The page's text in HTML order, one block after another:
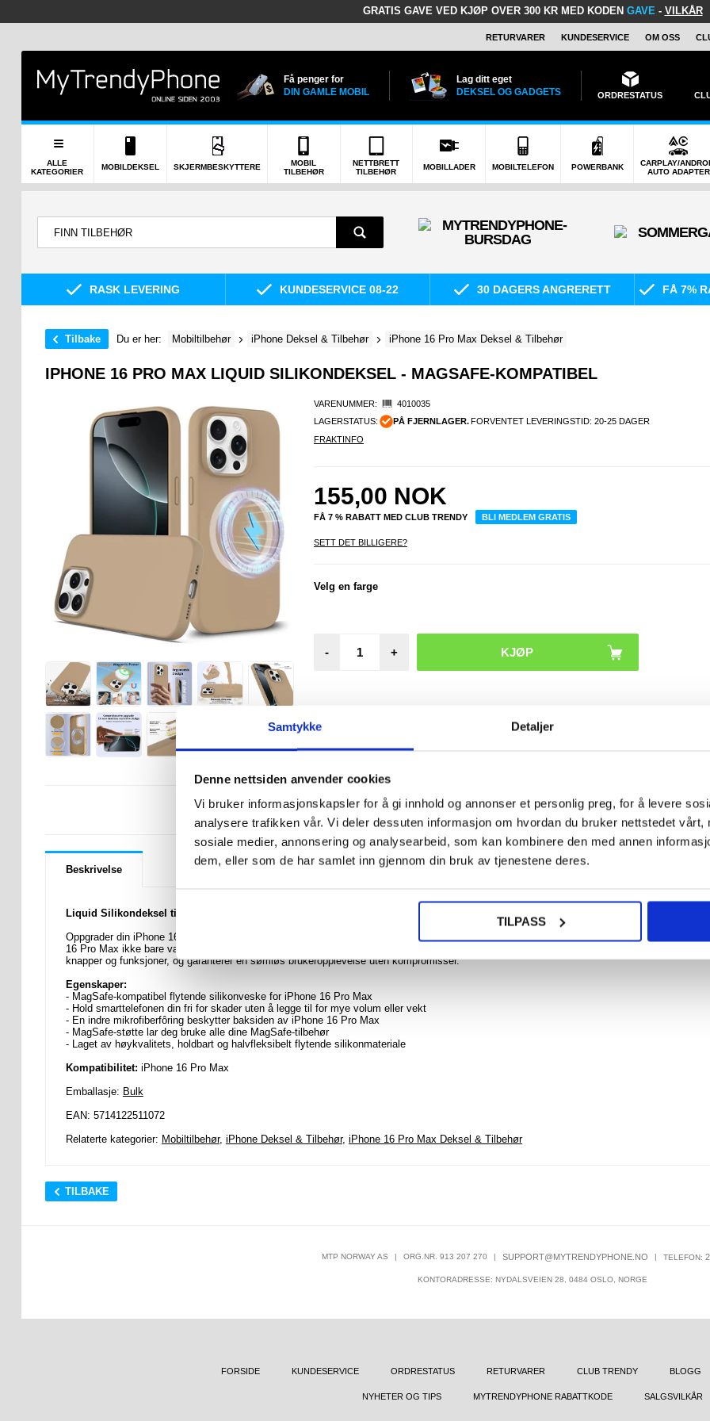
Samtykke Detaljer
Denne nettsiden anvender cookies
Vi bruker informasjonskapsler for å gi innhold og annonser et personlig preg, for å levere
analysere trafikken vår. Vi deler dessuten informasjon om hvordan du bruker nettstedet vårt,
sosiale medier, annonsering og analysearbeid, som kan kombinere den med annen
dem, eller som de har samlet inn gjennom din bruk av tjenestene deres.
TILPASS
GRATIS GAVE VED KJØP OVER 300 KR MED KODEN GAVE- VILKÅR
RETURVARER KUNDESERVICE OM OSS
Få penger for
DIN GAMLE MOBIL
Lag ditt eget
DEKSEL OG GADGETS
ORDRESTATUS
ALLE
KATEGORIER
MOBILDEKSEL SKJERMBESKYTTERE
MOBIL
TILBEHØR
NETTBRETT
TILBEHØR
MOBILLADER MOBILTELEFON POWERBANK
CARPLAY/
AUTO ADAPTER
RASK LEVERING KUNDESERVICE 08-22 30 DAGERS ANGRERETT FÅ 7%
Tilbake Du er her: Mobiltilbehør iPhone Deksel & Tilbehør iPhone 16 Pro Max Deksel & Tilbehør
IPHONE 16 PRO MAX LIQUID SILIKONDEKSEL - MAGSAFE-KOMPATIBEL
VARENUMMER:
4010035
LAGERSTATUS:
PÅ FJERNLAGER. FORVENTET LEVERINGSTID: 20-25 DAGER
FRAKTINFO
155,00 NOK
FÅ 7 % RABATT MED CLUB TRENDY BLI MEDLEM GRATIS
SETT DET BILLIGERE?
Velg en farge
- +
LURER DU PÅ NOE? SPØR OSS! LIVE CHAT
Beskrivelse
Liquid Silikondeksel til iPhone 16 Pro Max - MagSafe-kompatibel
Oppgrader din iPhone 16 Pro Max med denne flytende silikonvesken som er kompatibel med MagSafe! Med denne silikonvesken vil din
16 Pro Max ikke bare være godt beskyttet, men også forbli MagSafe-kompatibel. De presise utskjæringene sikrer enkel tilgang til alle porter,
knapper og funksjoner, og garanterer en sømløs brukeropplevelse uten kompromisser.
Egenskaper:
- MagSafe-kompatibel flytende silikonveske for iPhone 16 Pro Max
- Hold smarttelefonen din fri for skader uten å legge til for mye volum eller vekt
- En indre mikrofiberfôring beskytter baksiden av iPhone 16 Pro Max
- MagSafe-støtte lar deg bruke alle dine MagSafe-tilbehør
- Laget av høykvalitets, holdbart og halvfleksibelt flytende silikonmateriale
Kompatibilitet: iPhone 16 Pro Max
Emballasje: Bulk
EAN: 5714122511072
Relaterte kategorier: Mobiltilbehør, iPhone Deksel & Tilbehør, iPhone 16 Pro Max Deksel & Tilbehør
TILBAKE
MTP NORWAY AS | ORG.NR. 913 207 270 | SUPPORT@MYTRENDYPHONE.NO | TELEFON:
KONTORADRESSE: NYDALSVEIEN 28, 0484 OSLO, NORGE
FORSIDE KUNDESERVICE ORDRESTATUS RETURVARER CLUB TRENDY BLOGG
NYHETER OG TIPS MYTRENDYPHONE RABATTKODE SALGSVILKÅR